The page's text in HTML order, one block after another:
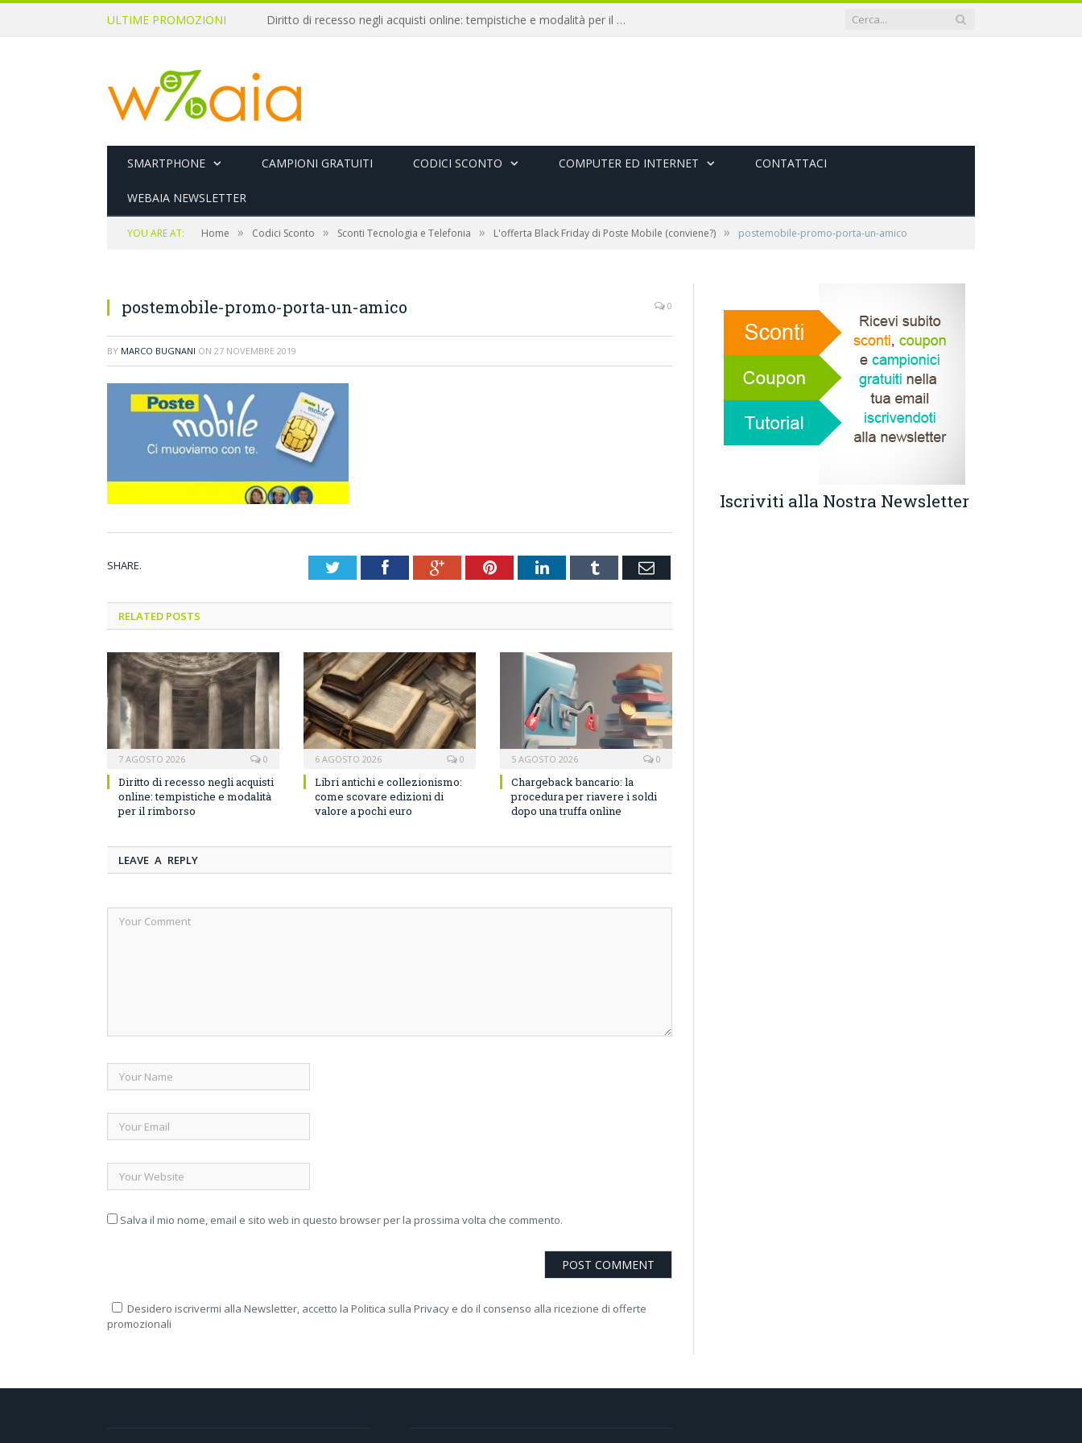
ULTIME PROMOZIONI Diritto di recesso negli acquisti online: tempistiche e modalità per il rimborso
SMARTPHONE CAMPIONI GRATUITI CODICI SCONTO COMPUTER ED INTERNET CONTATTACI
WEBAIA NEWSLETTER
YOU ARE AT: Home » Codici Sconto » Sconti Tecnologia e Telefonia » L'offerta Black Friday di Poste Mobile (conviene?) » postemobile-promo-porta-un-amico
postemobile-promo-porta-un-amico 0
BY MARCO BUGNANI ON 27 NOVEMBRE 2019
SHARE. TwitterFacebookGoogle+PinterestLinkedInTumblr Email
RELATED POSTS
7 AGOSTO 2026 0
Diritto di recesso negli acquisti
online: tempistiche e modalità
per il rimborso
6 AGOSTO 2026 0
Libri antichi e collezionismo:
come scovare edizioni di
valore a pochi euro
5 AGOSTO 2026 0
Chargeback bancario: la
procedura per riavere i soldi
dopo una truffa online
LEAVE A REPLY
Salva il mio nome, email e sito web in questo browser per la prossima volta che commento.
Desidero iscrivermi alla Newsletter, accetto la Politica sulla Privacy e do il consenso alla ricezione di offerte
promozionali
Iscriviti alla Nostra Newsletter